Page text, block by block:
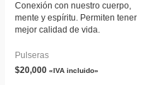
Conexión con nuestro cuerpo,
mente y espíritu. Permiten tener
mejor calidad de vida.
Pulseras
$20,000 «IVA incluido»